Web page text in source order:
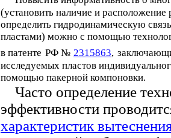
(установить наличие и
определить гидродинамическую
пластами) можно с помощью
в патенте РФ № 2315863,
исследуемых пластов
помощью пакерной компоновки.
Часто определение
эффективности
характеристик